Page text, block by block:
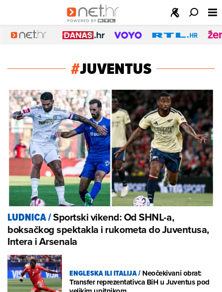
#JUVENTUS
LUDNICA/Sportski vikend: Od SHNL-a,
boksačkog spektakla i rukometa do Juventusa,
Intera i Arsenala
ENGLESKA ILI ITALIJA/Neočekivani obrat:
Transfer reprezentativca BiH u Juventus pod